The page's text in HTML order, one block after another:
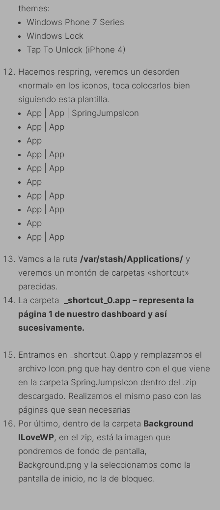
themes:
Windows Phone 7 Series
Windows Lock
Tap To Unlock (iPhone 4)
Hacemos respring, veremos un desorden
«normal» en los iconos, toca colocarlos bien
siguiendo esta plantilla.
App | App | SpringJumpsIcon
App | App
App
App | App
App | App
App
App | App
App | App
App
App | App
Vamos a la ruta /var/stash/Applications/ y
veremos un montón de carpetas «shortcut»
parecidas.
La carpeta
_shortcut_0.app – representa la
página 1 de nuestro dashboard y así
sucesivamente.
Entramos en _shortcut_0.app y remplazamos el
archivo Icon.png que hay dentro con el que viene
en la carpeta SpringJumpsIcon dentro del .zip
descargado. Realizamos el mismo paso con las
páginas que sean necesarias
Por último, dentro de la carpeta Background
ILoveWP, en el zip, está la imagen que
pondremos de fondo de pantalla,
Background.png y la seleccionamos como la
pantalla de inicio, no la de bloqueo.